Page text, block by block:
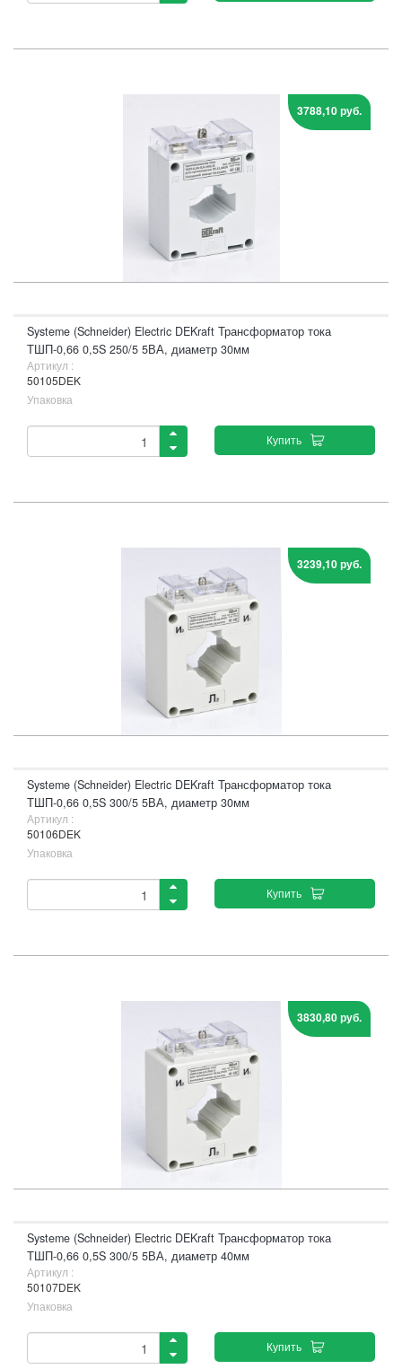
3788,10 руб.
Systeme (Schneider) Electric DEKraft Трансформатор тока
ТШП-0,66 0,5S 250/5 5ВА, диаметр 30мм
Артикул :
50105DEK
Упаковка
Купить
3239,10 руб.
Systeme (Schneider) Electric DEKraft Трансформатор тока
ТШП-0,66 0,5S 300/5 5ВА, диаметр 30мм
Артикул :
50106DEK
Упаковка
Купить
3830,80 руб.
Systeme (Schneider) Electric DEKraft Трансформатор тока
ТШП-0,66 0,5S 300/5 5ВА, диаметр 40мм
Артикул :
50107DEK
Упаковка
Купить